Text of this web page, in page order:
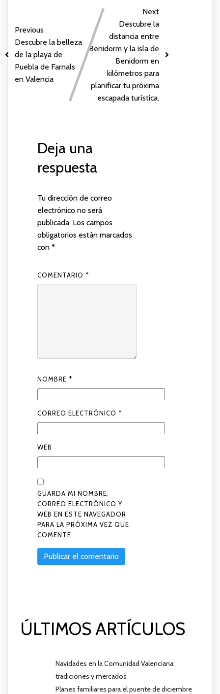
Previous
Descubre la belleza
de la playa de
Puebla de Farnals
en Valencia
Next
Descubre la
distancia entre
Benidorm y la isla de
Benidorm en
kilómetros para
planificar tu próxima
escapada turística.
Deja una
respuesta
Tu dirección de correo
electrónico no será
publicada. Los campos
obligatorios están marcados
con *
COMENTARIO *
NOMBRE *
CORREO ELECTRÓNICO *
WEB
GUARDA MI NOMBRE,
CORREO ELECTRÓNICO Y
WEB EN ESTE NAVEGADOR
PARA LA PRÓXIMA VEZ QUE
COMENTE.
ÚLTIMOS ARTÍCULOS
Navidades en la Comunidad Valenciana:
tradiciones y mercados
Planes familiares para el puente de diciembre